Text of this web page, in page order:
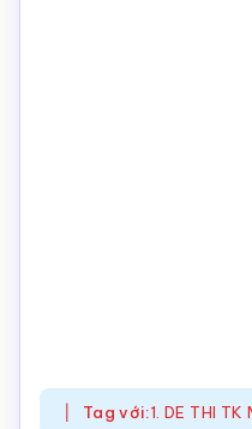
Tag với:1. DE THI